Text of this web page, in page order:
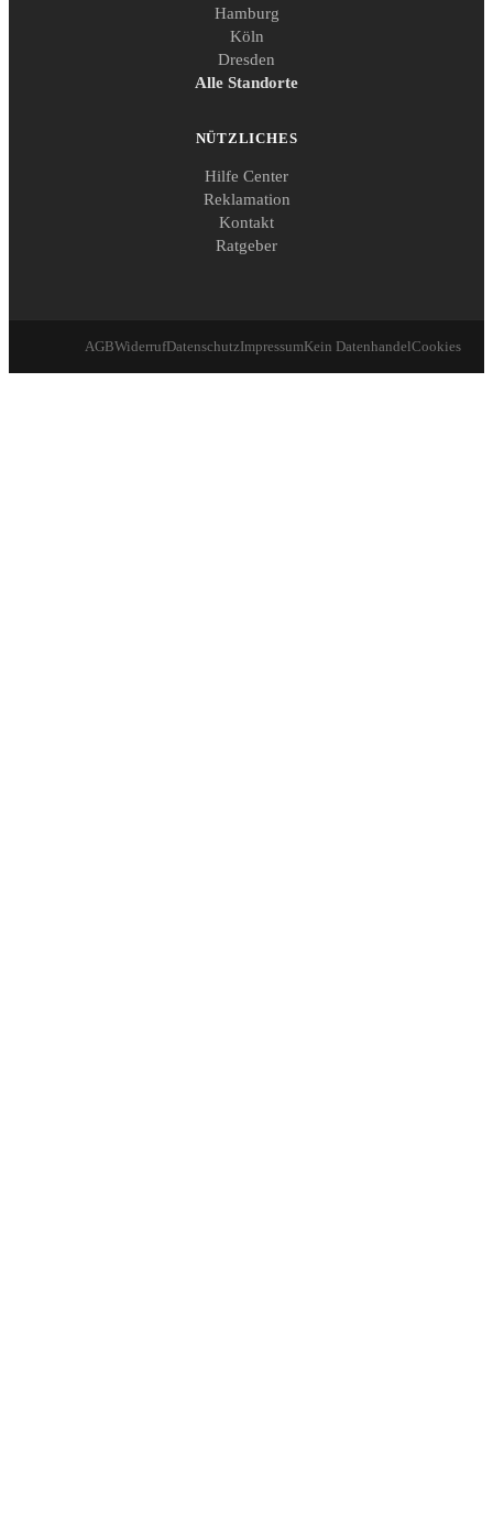
Hamburg
Köln
Dresden
Alle Standorte
NÜTZLICHES
Hilfe Center
Reklamation
Kontakt
Ratgeber
AGBWiderrufDatenschutzImpressumKein DatenhandelCookies